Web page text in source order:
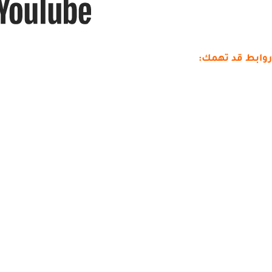
روابط قد تهمك: